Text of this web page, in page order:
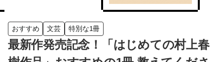
おすすめ 文芸 特別な1冊
最新作発売記念！「はじめての村上春